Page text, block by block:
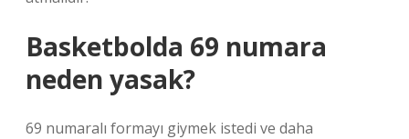
Basketbolda 69 numara
neden yasak?
69 numaralı formayı giymek istedi ve daha